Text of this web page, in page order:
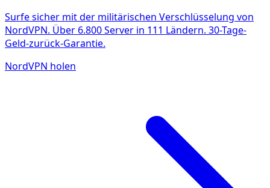
Surfe sicher mit der militärischen Verschlüsselung von
NordVPN. Über 6.800 Server in 111 Ländern. 30-Tage-
Geld-zurück-Garantie.
NordVPN holen